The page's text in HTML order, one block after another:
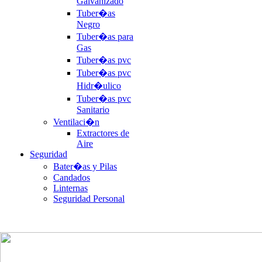
Tuber�as
Negro
Tuber�as para
Gas
Tuber�as pvc
Tuber�as pvc
Hidr�ulico
Tuber�as pvc
Sanitario
Ventilaci�n
Extractores de
Aire
Seguridad
Bater�as y Pilas
Candados
Linternas
Seguridad Personal